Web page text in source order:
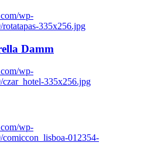
wp-
335x256.jpg
Damm
wp-
czar_hotel-335x256.jpg
wp-
012354-